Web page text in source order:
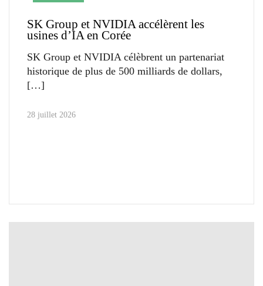
SK Group et NVIDIA accélèrent les
usines d’IA en Corée
SK Group et NVIDIA célèbrent un partenariat
historique de plus de 500 milliards de dollars,
28 juillet 2026